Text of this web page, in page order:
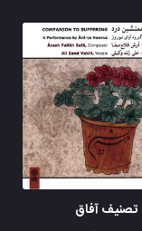
تصنیف آفاق